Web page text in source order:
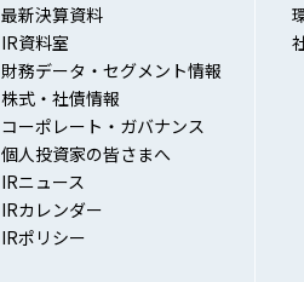
最新決算資料
IR資料室
財務データ・セグメント情報
株式・社債情報
コーポレート・ガバナンス
個人投資家の皆さまへ
IRニュース
IRカレンダー
IRポリシー